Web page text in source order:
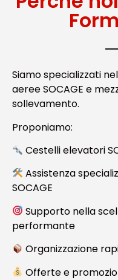
Siamo specializzati
aeree SOCAGE e
sollevamento.
Proponiamo:
Cestelli elevatori
Assistenza
SOCAGE
Supporto nella
performante
Organizzazione
Offerte e